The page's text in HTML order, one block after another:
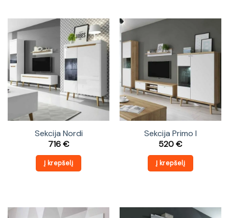
Sekcija Nordi
716€
Į krepšelį
Sekcija Primo I
520€
Į krepšelį